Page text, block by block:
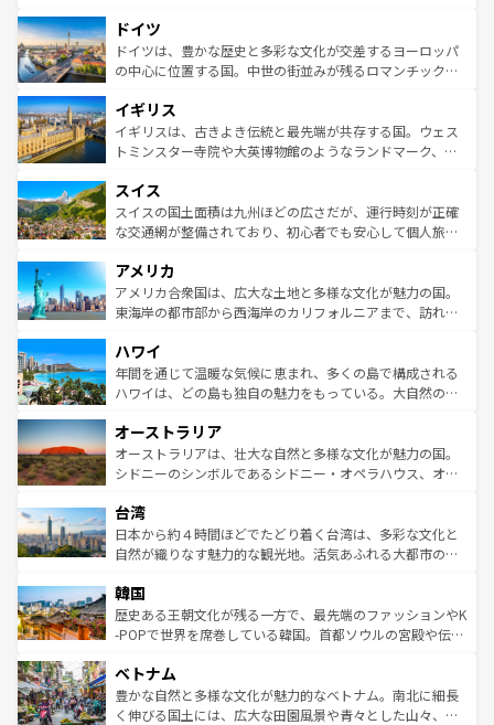
せる。地方によって風土や気候が異なるスペインはその個
性で訪れる人を魅了する。 なお、新着のスペイン情報は コ
ンテンツ一覧を参照してほしい。
で、幅広い魅力が詰まっている。華麗な宮殿、歴史的な大
聖堂、美しいビーチ、そして豊かな自然が、訪れる者を心
から魅了する。また、フランスは美食の国としても知ら
いる。シャンパンの発祥地であるランス、プロヴァンスの
香り高いラベンダー畑など、多彩な楽しみ方が可能だ。さ
らに、パリ以外の地域にも魅力が溢れており、どの街角に
れる地方に足を運ぶとそれぞれで全く異なる文化を体験で
きるだろう。 なお、新着のフランス情報はコンテンツ一覧
を参照してほしい。
ドイツ
ドイツは、豊かな歴史と多彩な文化が交差するヨーロッパ
の中心に位置する国。中世の街並みが残るロマンチック街
顔を持つこの国は、どこを歩いても飽きることがない。ベ
ルリンの文化的活気、バイエルン州のアルプスの絶景、そ
してライン川沿いのワイン畑といった風景は必見。ビール
は、お酒好きな人にはぜひ体験してほしい。 なお、新着の
ドイツ情報はコンテンツ一覧を参照してほしい。
イギリス
イギリスは、古きよき伝統と最先端が共存する国。ウェス
トミンスター寺院や大英博物館のようなランドマーク、歴
リアごとに異なる魅力がある。また、優雅なアフタヌーン
ティー、ビール好きにはたまらない英国パブ、サッカー観
戦など、本場だからこそできる体験も豊富。イギリスを旅
ンツ一覧を参照してほしい。
スイス
スイスの国土面積は九州ほどの広さだが、運行時刻が正確
な交通網が整備されており、初心者でも安心して個人旅行
の建物がそのまま残る町や、スイスならではのユニークな
博物館もあり、アルプス観光だけでなく町歩きも満喫する
ことができる。国民の所得が高いため物価も高いが、旅行
ば市内交通費無料で観光を楽しむこともできる。 なお、新
着のスイス情報はコンテンツ一覧 を参照してほしい。
アメリカ
アメリカ合衆国は、広大な土地と多様な文化が魅力の国。
東海岸の都市部から西海岸のカリフォルニアまで、訪れる
のような巨大都市は、観光、ショッピング、エンターテイ
ンメントが詰まった刺激的なスポットだ。一方、アメリカ
西部には大自然が広がり、グランドキャニオンやイエロー
部のニューオーリンズでは、音楽と美食が融合した独特の
文化が魅力。旅行者はアメリカの各地域で異なる魅力を楽
しみながら、その多様性と豊かな歴史を感じることができ
ならではの贅沢な旅のスタイルだ。 なお、新着のアメリカ
情報はコンテンツ一覧を参照してほしい。
ハワイ
年間を通じて温暖な気候に恵まれ、多くの島で構成される
ハワイは、どの島も独自の魅力をもっている。大自然の神
ワイ島は見逃せない。また、定番の観光地といえばオアフ
島だが、静かな自然を求めるならマウイ島やカウアイ島が
おすすめ。エメラルドグリーンに輝く海をはじめ、豊かな
れるおもてなしの心で訪れる人々を迎えてくれるハワイの
人々、おいしいローカルフードやハワイアンミュージッ
ク、伝統的なフラダンスなど、すべてがハワイの魅力を彩
ワイを、存分に味わってほしい。 なお、新着のハワイ情報
はコンテンツ一覧を参照してほしい。
オーストラリア
オーストラリアは、壮大な自然と多様な文化が魅力の国。
シドニーのシンボルであるシドニー・オペラハウス、オー
リアリーフや大陸中央部にそびえるウルル（エアーズロッ
ク）、タスマニアの美しい原生林やケアンズの熱帯雨林な
ど、見どころがたくさん。また、カフェやワイン、オージ
いる。アクティビティも充実しており、サーフィンやダイ
ビング、ハイキングなど、アウトドア好きにはたまらな
い。オーストラリアの多彩な魅力を存分に味わいつくそ
参照してほしい。
台湾
日本から約４時間ほどでたどり着く台湾は、多彩な文化と
自然が織りなす魅力的な観光地。活気あふれる大都市の台
ン）、静ひつな山岳地帯である台湾東部など、都市の喧騒
と山間の静けさが共存しており、訪れる人に新しい発見と
驚きをもたらしてくれる。また、奥深い台湾の食文化も魅
容にもいいと評判のスイーツなど、バラエティ豊かな料理
が味わえる。 なお、新着の台湾情報は コンテンツ一覧を参
照してほしい。
韓国
歴史ある王朝文化が残る一方で、最先端のファッションやK
-POPで世界を席巻している韓国。首都ソウルの宮殿や伝統
き、地方に足を延ばせば四季折々の自然美を楽しむことが
できる。そして、キムチや焼肉、絶品のストリートフード
まで、さまざまな韓国料理が待っている。夜には、韓国な
ベトナム
豊かな自然と多様な文化が魅力的なベトナム。南北に細長
く伸びる国土には、広大な田園風景や青々とした山々、世